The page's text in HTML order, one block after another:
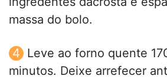
massa do bolo.
Leve ao forno quente
minutos. Deixe arrefecer